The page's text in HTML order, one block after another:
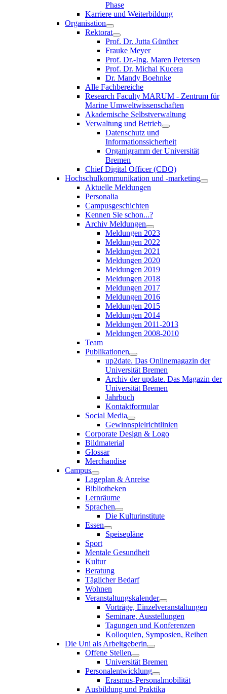
Phase
Karriere und Weiterbildung
Organisation
Rektorat
Prof. Dr. Jutta Günther
Frauke Meyer
Prof. Dr.-Ing. Maren Petersen
Prof. Dr. Michal Kucera
Dr. Mandy Boehnke
Alle Fachbereiche
Research Faculty MARUM - Zentrum für
Marine Umweltwissenschaften
Akademische Selbstverwaltung
Verwaltung und Betrieb
Datenschutz und
Informationssicherheit
Organigramm der Universität
Bremen
Chief Digital Officer (CDO)
Hochschulkommunikation und -marketing
Aktuelle Meldungen
Personalia
Campusgeschichten
Kennen Sie schon...?
Archiv Meldungen
Meldungen 2023
Meldungen 2022
Meldungen 2021
Meldungen 2020
Meldungen 2019
Meldungen 2018
Meldungen 2017
Meldungen 2016
Meldungen 2015
Meldungen 2014
Meldungen 2011-2013
Meldungen 2008-2010
Team
Publikationen
up2date. Das Onlinemagazin der
Universität Bremen
Archiv der update. Das Magazin der
Universität Bremen
Jahrbuch
Kontaktformular
Social Media
Gewinnspielrichtlinien
Corporate Design & Logo
Bildmaterial
Glossar
Merchandise
Campus
Lageplan & Anreise
Bibliotheken
Lernräume
Sprachen
Die Kulturinstitute
Essen
Speisepläne
Sport
Mentale Gesundheit
Kultur
Beratung
Täglicher Bedarf
Wohnen
Veranstaltungskalender
Vorträge, Einzelveranstaltungen
Seminare, Ausstellungen
Tagungen und Konferenzen
Kolloquien, Symposien, Reihen
Die Uni als Arbeitgeberin
Offene Stellen
Universität Bremen
Personalentwicklung
Erasmus-Personalmobilität
Ausbildung und Praktika